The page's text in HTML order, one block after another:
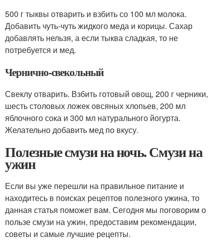
500 г тыквы отварить и взбить со 100 мл молока.
Добавить чуть-чуть жидкого меда и корицы. Сахар
добавлять нельзя, а если тыква сладкая, то не
потребуется и мед.
Чернично-свекольный
Свеклу отварить. Взбить готовый овощ, 200 г черники,
шесть столовых ложек овсяных хлопьев, 200 мл
яблочного сока и 300 мл натурального йогурта.
Желательно добавить мед по вкусу.
Полезные смузи на ночь. Смузи на
ужин
Если вы уже перешли на правильное питание и
находитесь в поисках рецептов полезного ужина, то
данная статья поможет вам. Сегодня мы поговорим о
пользе смузи на ужин, предоставим рекомендации,
советы и самые лучшие рецепты.